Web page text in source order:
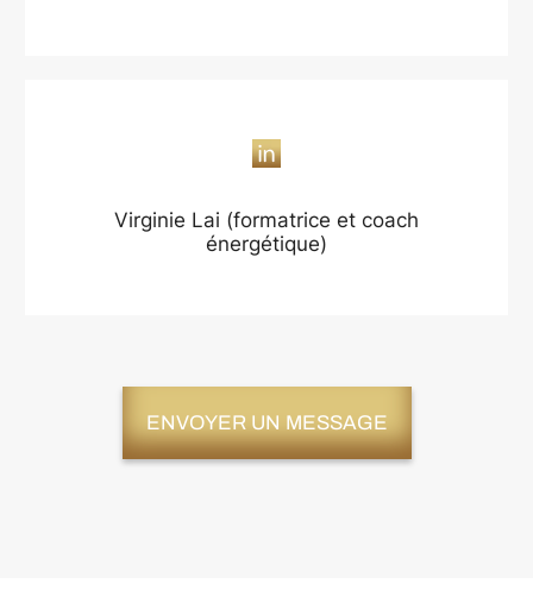
Virginie Lai (formatrice et coach
énergétique)
ENVOYER UN MESSAGE